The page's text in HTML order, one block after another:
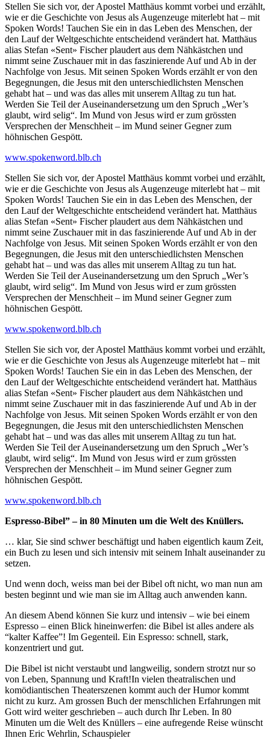
Stellen Sie sich vor, der Apostel Matthäus kommt vorbei und erzählt,
wie er die Geschichte von Jesus als Augenzeuge miterlebt hat – mit
Spoken Words! Tauchen Sie ein in das Leben des Menschen, der
den Lauf der Weltgeschichte entscheidend verändert hat. Matthäus
alias Stefan «Sent» Fischer plaudert aus dem Nähkästchen und
nimmt seine Zuschauer mit in das faszinierende Auf und Ab in der
Nachfolge von Jesus. Mit seinen Spoken Words erzählt er von den
Begegnungen, die Jesus mit den unterschiedlichsten Menschen
gehabt hat – und was das alles mit unserem Alltag zu tun hat.
Werden Sie Teil der Auseinandersetzung um den Spruch „Wer’s
glaubt, wird selig“. Im Mund von Jesus wird er zum grössten
Versprechen der Menschheit – im Mund seiner Gegner zum
höhnischen Gespött.
www.spokenword.blb.ch
Stellen Sie sich vor, der Apostel Matthäus kommt vorbei und erzählt,
wie er die Geschichte von Jesus als Augenzeuge miterlebt hat – mit
Spoken Words! Tauchen Sie ein in das Leben des Menschen, der
den Lauf der Weltgeschichte entscheidend verändert hat. Matthäus
alias Stefan «Sent» Fischer plaudert aus dem Nähkästchen und
nimmt seine Zuschauer mit in das faszinierende Auf und Ab in der
Nachfolge von Jesus. Mit seinen Spoken Words erzählt er von den
Begegnungen, die Jesus mit den unterschiedlichsten Menschen
gehabt hat – und was das alles mit unserem Alltag zu tun hat.
Werden Sie Teil der Auseinandersetzung um den Spruch „Wer’s
glaubt, wird selig“. Im Mund von Jesus wird er zum grössten
Versprechen der Menschheit – im Mund seiner Gegner zum
höhnischen Gespött.
www.spokenword.blb.ch
Stellen Sie sich vor, der Apostel Matthäus kommt vorbei und erzählt,
wie er die Geschichte von Jesus als Augenzeuge miterlebt hat – mit
Spoken Words! Tauchen Sie ein in das Leben des Menschen, der
den Lauf der Weltgeschichte entscheidend verändert hat. Matthäus
alias Stefan «Sent» Fischer plaudert aus dem Nähkästchen und
nimmt seine Zuschauer mit in das faszinierende Auf und Ab in der
Nachfolge von Jesus. Mit seinen Spoken Words erzählt er von den
Begegnungen, die Jesus mit den unterschiedlichsten Menschen
gehabt hat – und was das alles mit unserem Alltag zu tun hat.
Werden Sie Teil der Auseinandersetzung um den Spruch „Wer’s
glaubt, wird selig“. Im Mund von Jesus wird er zum grössten
Versprechen der Menschheit – im Mund seiner Gegner zum
höhnischen Gespött.
www.spokenword.blb.ch
Espresso-Bibel” – in 80 Minuten um die Welt des Knüllers.
… klar, Sie sind schwer beschäftigt und haben eigentlich kaum Zeit,
ein Buch zu lesen und sich intensiv mit seinem Inhalt auseinander zu
setzen.
Und wenn doch, weiss man bei der Bibel oft nicht, wo man nun am
besten beginnt und wie man sie im Alltag auch anwenden kann.
An diesem Abend können Sie kurz und intensiv – wie bei einem
Espresso – einen Blick hineinwerfen: die Bibel ist alles andere als
“kalter Kaffee”! Im Gegenteil. Ein Espresso: schnell, stark,
konzentriert und gut.
Die Bibel ist nicht verstaubt und langweilig, sondern strotzt nur so
von Leben, Spannung und Kraft!In vielen theatralischen und
komödiantischen Theaterszenen kommt auch der Humor kommt
nicht zu kurz. Am grossen Buch der menschlichen Erfahrungen mit
Gott wird weiter geschrieben – auch durch Ihr Leben. In 80
Minuten um die Welt des Knüllers – eine aufregende Reise wünscht
Ihnen Eric Wehrlin, Schauspieler